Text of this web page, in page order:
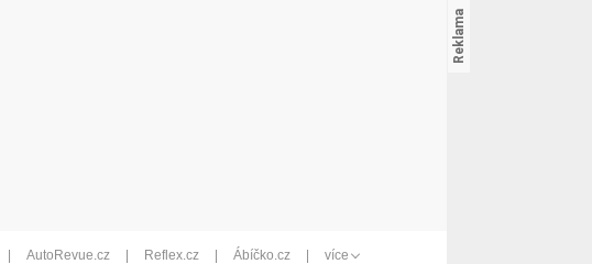
AutoRevue.cz Reflex.cz Ábíčko.cz více